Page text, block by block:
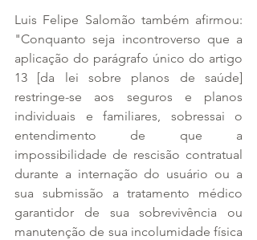
Luis Felipe Salomão também afirmou:
"Conquanto seja incontroverso que a
aplicação do parágrafo único do artigo
13 [da lei sobre planos de saúde]
restringe-se aos seguros e planos
individuais e familiares, sobressai o
entendimento de que a
impossibilidade de rescisão contratual
durante a internação do usuário ou a
sua submissão a tratamento médico
garantidor de sua sobrevivência ou
manutenção de sua incolumidade física